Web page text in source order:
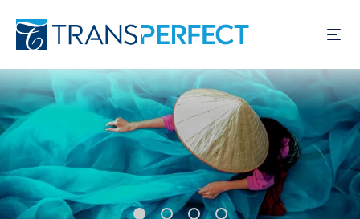
イ
コ
ン
ツ
に
移
動